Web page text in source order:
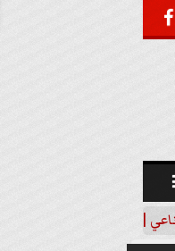

| فيديو